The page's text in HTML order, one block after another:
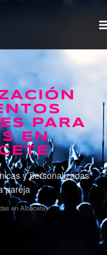
PARA
EN
y personalizadas
pareja
en Albacete